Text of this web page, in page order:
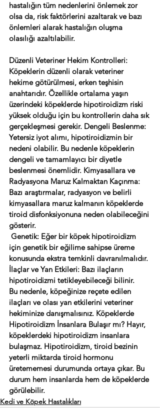
hastalığın tüm nedenlerini önlemek zor
olsa da, risk faktörlerini azaltarak ve bazı
önlemleri alarak hastalığın oluşma
olasılığı azaltılabilir.
Düzenli Veteriner Hekim Kontrolleri:
Köpeklerin düzenli olarak veteriner
hekime götürülmesi, erken teşhisin
anahtarıdır. Özellikle ortalama yaşın
üzerindeki köpeklerde hipotiroidizm riski
yüksek olduğu için bu kontrollerin daha sık
gerçekleşmesi gerekir. Dengeli Beslenme:
Yetersiz iyot alımı, hipotiroidizmin bir
nedeni olabilir. Bu nedenle köpeklerin
dengeli ve tamamlayıcı bir diyetle
beslenmesi önemlidir. Kimyasallara ve
Radyasyona Maruz Kalmaktan Kaçınma:
Bazı araştırmalar, radyasyon ve belirli
kimyasallara maruz kalmanın köpeklerde
tiroid disfonksiyonuna neden olabileceğini
gösterir.
için genetik bir eğilime sahipse üreme
konusunda ekstra temkinli davranılmalıdır.
İlaçlar ve Yan Etkileri: Bazı ilaçların
hipotiroidizmi tetikleyebileceği bilinir.
Bu nedenle, köpeğinize reçete edilen
ilaçları ve olası yan etkilerini veteriner
hekiminize danışmalısınız. Köpeklerde
Hipotiroidizm İnsanlara Bulaşır mı? Hayır,
köpeklerdeki hipotiroidizm insanlara
bulaşmaz. Hipotiroidizm, tiroid bezinin
yeterli miktarda tiroid hormonu
üretememesi durumunda ortaya çıkar. Bu
durum hem insanlarda hem de köpeklerde
görülebilir.
Kedi ve Köpek Hastalıkları